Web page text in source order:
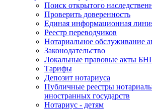
Поиск открытого
Проверить доверенность
Единая информационная
Реестр переводчиков
Нотариальное обслуживание
Законодательство
Локальные правовые акты
Тарифы
Депозит нотариуса
Публичные реестры
иностранных государств
Нотариус - детям